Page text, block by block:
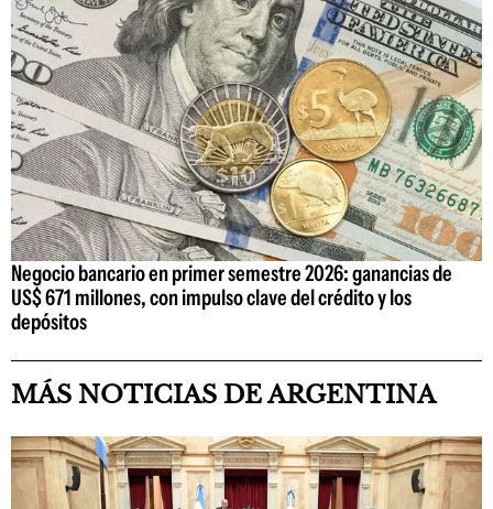
Negocio bancario en primer semestre 2026: ganancias de
US$ 671 millones, con impulso clave del crédito y los
depósitos
MÁS NOTICIAS DE ARGENTINA